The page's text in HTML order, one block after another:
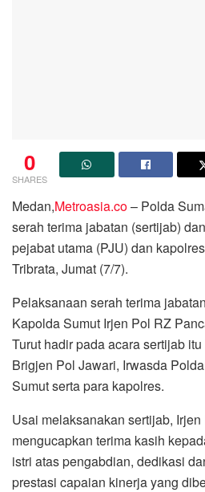
0
SHARES
Medan,Metroasia.co– Polda
serah terima jabatan (sertijab)
pejabat utama (PJU) dan
Tribrata, Jumat (7/7).
Pelaksanaan serah terima
Kapolda Sumut Irjen Pol RZ
Turut hadir pada acara sertijab
Brigjen Pol Jawari, Irwasda
Sumut serta para kapolres.
Usai melaksanakan sertijab,
mengucapkan terima kasih
istri atas pengabdian, dedikasi
prestasi capaian kinerja yang